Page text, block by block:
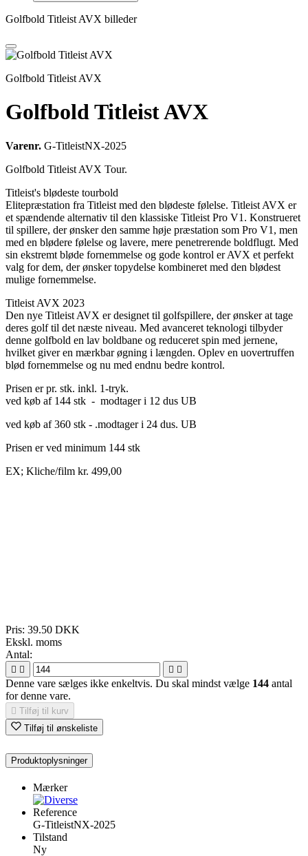
Golfbold Titleist AVX billeder
Golfbold Titleist AVX
Golfbold Titleist AVX
Varenr. G-TitleistNX-2025
Golfbold Titleist AVX Tour.
Titleist's blødeste tourbold
Elitepræstation fra Titleist med den blødeste følelse. Titleist AVX er
et spændende alternativ til den klassiske Titleist Pro V1. Konstrueret
til spillere, der ønsker den samme høje præstation som Pro V1, men
med en blødere følelse og lavere, mere penetrerende boldflugt. Med
sin ekstremt bløde fornemmelse og gode kontrol er AVX et perfekt
valg for dem, der ønsker topydelse kombineret med den blødest
mulige fornemmelse.
Titleist AVX 2023
Den nye Titleist AVX er designet til golfspillere, der ønsker at tage
deres golf til det næste niveau. Med avanceret teknologi tilbyder
denne golfbold en lav boldbane og reduceret spin med jernene,
hvilket giver en mærkbar øgning i længden. Oplev en uovertruffen
blød fornemmelse og nu med endnu bedre kontrol.
Prisen er pr. stk. inkl. 1-tryk.
ved køb af 144 stk - modtager i 12 dus UB
ved køb af 360 stk - .modtager i 24 dus. UB
Prisen er ved minimum 144 stk
EX; Kliche/film kr. 499,00
Pris: 39.50 DKK
Ekskl. moms
Antal:
   
Denne vare sælges ikke enkeltvis. Du skal mindst vælge 144 antal
for denne vare.
 Tilføj til kurv
Tilføj til ønskeliste
Produktoplysninger
Mærker
Reference
G-TitleistNX-2025
Tilstand
Ny